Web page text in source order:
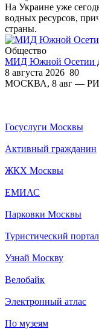
На Украине уже
водных ресурсов,
страны.
Общество
МИД Южной Осетии
8 августа 2026 80
МОСКВА, 8 авг —
Госуслуги Москвы
Активный гражданин
ЖКХ Москвы
ЕМИАС
Парковки Москвы
Туристический
Узнай Москву
Велобайк
Электронный атлас
По музеям